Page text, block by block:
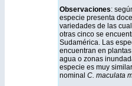
Observaciones:
especie presenta
variedades de las
otras cinco se
Sudamérica. Las
encuentran en
agua o zonas
especie es muy
nominal C. maculata